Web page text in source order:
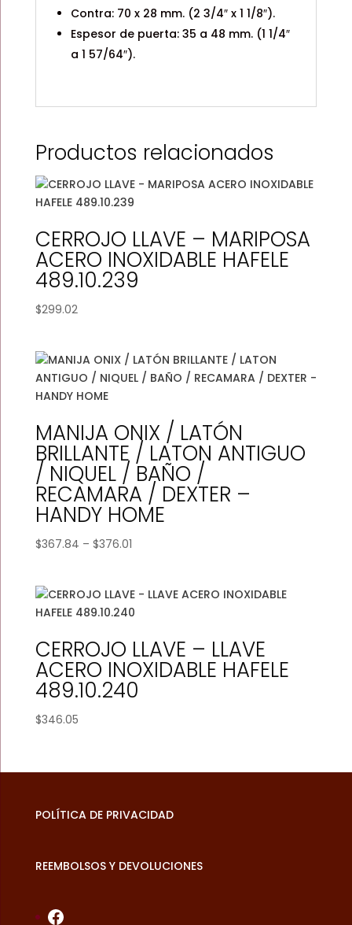
Contra: 70 x 28 mm. (2 3/4″ x 1 1/8″).
Espesor de puerta: 35 a 48 mm. (1 1/4″
a 1 57/64″).
Productos relacionados
CERROJO LLAVE – MARIPOSA
ACERO INOXIDABLE HAFELE
489.10.239
$299.02
MANIJA ONIX / LATÓN
BRILLANTE / LATON ANTIGUO
/ NIQUEL / BAÑO /
RECAMARA / DEXTER –
HANDY HOME
$367.84 – $376.01Price
through
$376.01
CERROJO LLAVE – LLAVE
ACERO INOXIDABLE HAFELE
489.10.240
$346.05
POLÍTICA DE PRIVACIDAD
REEMBOLSOS Y DEVOLUCIONES
Facebook